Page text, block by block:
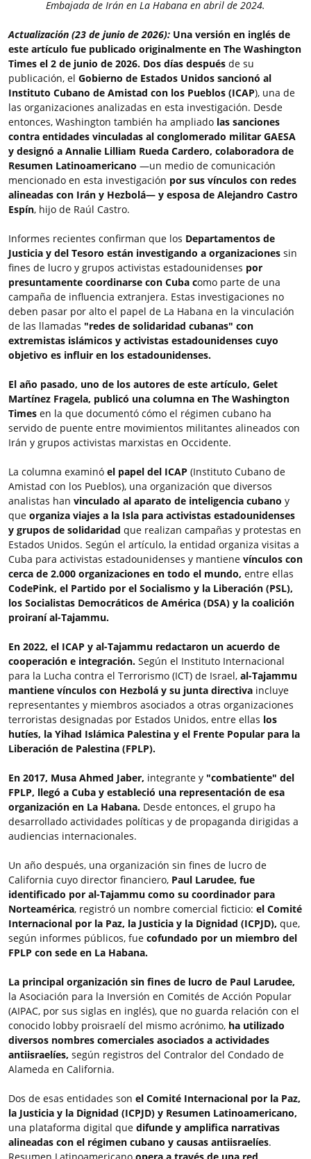
Embajada de Irán en La Habana en abril de 2024.
Actualización (23 de junio de 2026): Una versión en inglés de
este artículo fue publicado originalmente en The Washington
Times el 2 de junio de 2026. Dos días después de su
publicación, el Gobierno de Estados Unidos sancionó al
Instituto Cubano de Amistad con los Pueblos (ICAP), una de
las organizaciones analizadas en esta investigación. Desde
entonces, Washington también ha ampliado las sanciones
contra entidades vinculadas al conglomerado militar GAESA
y designó a Annalie Lilliam Rueda Cardero, colaboradora de
Resumen Latinoamericano —un medio de comunicación
mencionado en esta investigación por sus vínculos con redes
alineadas con Irán y Hezbolá— y esposa de Alejandro Castro
Espín, hijo de Raúl Castro.
Informes recientes confirman que los Departamentos de
Justicia y del Tesoro están investigando a organizaciones sin
fines de lucro y grupos activistas estadounidenses por
presuntamente coordinarse con Cuba como parte de una
campaña de influencia extranjera. Estas investigaciones no
deben pasar por alto el papel de La Habana en la vinculación
de las llamadas "redes de solidaridad cubanas" con
extremistas islámicos y activistas estadounidenses cuyo
objetivo es influir en los estadounidenses.
El año pasado, uno de los autores de este artículo, Gelet
Martínez Fragela, publicó una columna en The Washington
Times en la que documentó cómo el régimen cubano ha
servido de puente entre movimientos militantes alineados con
Irán y grupos activistas marxistas en Occidente.
La columna examinó el papel del ICAP (Instituto Cubano de
Amistad con los Pueblos), una organización que diversos
analistas han vinculado al aparato de inteligencia cubano y
que organiza viajes a la Isla para activistas estadounidenses
y grupos de solidaridad que realizan campañas y protestas en
Estados Unidos. Según el artículo, la entidad organiza visitas a
Cuba para activistas estadounidenses y mantiene vínculos con
cerca de 2.000 organizaciones en todo el mundo, entre ellas
CodePink, el Partido por el Socialismo y la Liberación (PSL),
los Socialistas Democráticos de América (DSA) y la coalición
proiraní al-Tajammu.
En 2022, el ICAP y al-Tajammu redactaron un acuerdo de
cooperación e integración. Según el Instituto Internacional
para la Lucha contra el Terrorismo (ICT) de Israel, al-Tajammu
mantiene vínculos con Hezbolá y su junta directiva incluye
representantes y miembros asociados a otras organizaciones
terroristas designadas por Estados Unidos, entre ellas los
hutíes, la Yihad Islámica Palestina y el Frente Popular para la
Liberación de Palestina (FPLP).
En 2017, Musa Ahmed Jaber, integrante y "combatiente" del
FPLP, llegó a Cuba y estableció una representación de esa
organización en La Habana. Desde entonces, el grupo ha
desarrollado actividades políticas y de propaganda dirigidas a
audiencias internacionales.
Un año después, una organización sin fines de lucro de
California cuyo director financiero, Paul Larudee, fue
identificado por al-Tajammu como su coordinador para
Norteamérica, registró un nombre comercial ficticio: el Comité
Internacional por la Paz, la Justicia y la Dignidad (ICPJD), que,
según informes públicos, fue cofundado por un miembro del
FPLP con sede en La Habana.
La principal organización sin fines de lucro de Paul Larudee,
la Asociación para la Inversión en Comités de Acción Popular
(AIPAC, por sus siglas en inglés), que no guarda relación con el
conocido lobby proisraelí del mismo acrónimo, ha utilizado
diversos nombres comerciales asociados a actividades
antiisraelíes, según registros del Contralor del Condado de
Alameda en California.
Dos de esas entidades son el Comité Internacional por la Paz,
la Justicia y la Dignidad (ICPJD) y Resumen Latinoamericano,
una plataforma digital que difunde y amplifica narrativas
alineadas con el régimen cubano y causas antiisraelíes.